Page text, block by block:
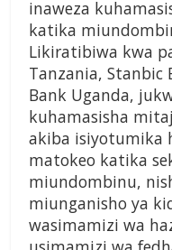
inaweza
katika
Likiratibiwa kwa
Tanzania, Stanbic
Bank Uganda,
kuhamasisha
akiba isiyotumika
matokeo katika
miundombinu,
miunganisho ya
wasimamizi wa